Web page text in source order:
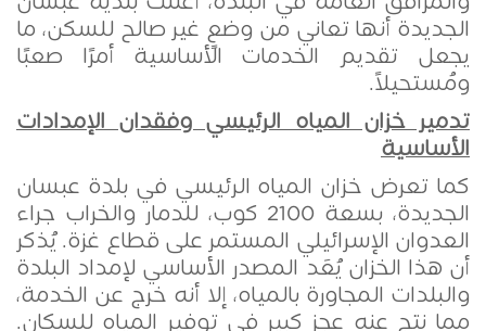
الجديدة أنها تعاني من وضعٍ غير صالح للسكن، ما
يجعل تقديم الخدمات الأساسية أمرًا صعبًا
ومُستحيلاً.
تدمير خزان المياه الرئيسي وفقدان الإمدادات
الأساسية
كما تعرض خزان المياه الرئيسي في بلدة عبسان
الجديدة، بسعة 2100 كوب، للدمار والخراب جراء
العدوان الإسرائيلي المستمر على قطاع غزة. يُذكر
أن هذا الخزان يُعَد المصدر الأساسي لإمداد البلدة
والبلدات المجاورة بالمياه، إلا أنه خرج عن الخدمة،
مما نتج عنه عجز كبير في توفير المياه للسكان.